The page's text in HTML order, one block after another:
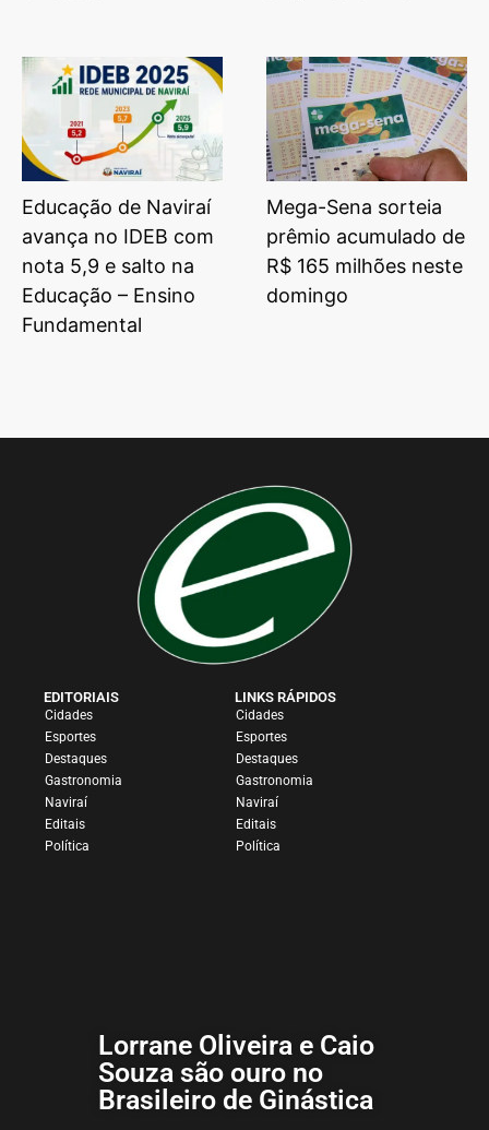
Educação de Naviraí
avança no IDEB com
nota 5,9 e salto na
Educação – Ensino
Fundamental
Mega-Sena sorteia
prêmio acumulado de
R$ 165 milhões neste
domingo
EDITORIAIS
Cidades
Esportes
Destaques
Gastronomia
Naviraí
Editais
Política
LINKS RÁPIDOS
Cidades
Esportes
Destaques
Gastronomia
Naviraí
Editais
Política
Lorrane Oliveira e Caio
Souza são ouro no
Brasileiro de Ginástica